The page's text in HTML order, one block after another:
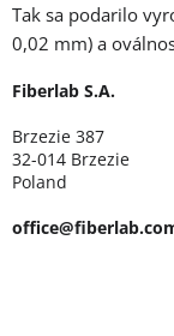
Tak sa podarilo
0,02 mm) a
Fiberlab S.A.
Brzezie 387
32-014 Brzezie
Poland